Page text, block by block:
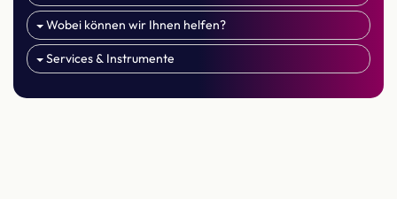
Wobei können wir Ihnen helfen?
Services & Instrumente